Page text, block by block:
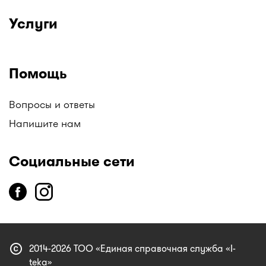
Услуги
Помощь
Вопросы и ответы
Напишите нам
Социальные сети
copyright 2014-2026 ТОО «Единая справочная служба «I-
teka»